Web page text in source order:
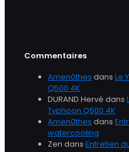
Commentaires
Amen0thes dans Le
Q500 4K
DURAND Hervé dans
Typhoon Q500 4K
Amen0thes dans
watercooling
Zen dans Entretien